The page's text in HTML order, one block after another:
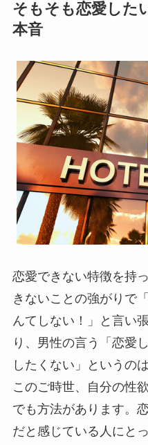
そもそも恋愛した
本音
恋愛できない特徴を持
きないことの強がりで
んてしない！」と言い
り、男性の言う「恋愛
したくない」というの
このご時世、自分の性
でも方法があります。
だと感じている人にと